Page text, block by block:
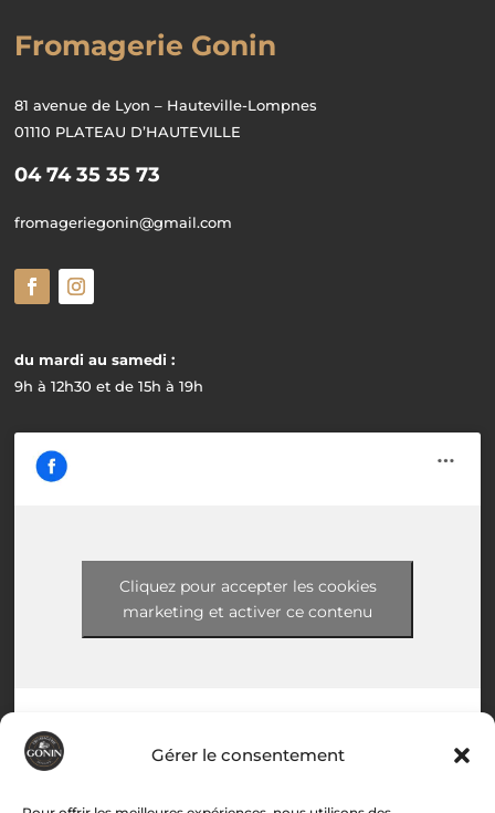
Gérer le consentement
Fromagerie Gonin
81 avenue de Lyon – Hauteville-Lompnes
01110 PLATEAU D’HAUTEVILLE
04 74 35 35 73
fromageriegonin@gmail.com
du mardi au samedi :
9h à 12h30 et de 15h à 19h
Cliquez pour accepter les cookies
marketing et activer ce contenu